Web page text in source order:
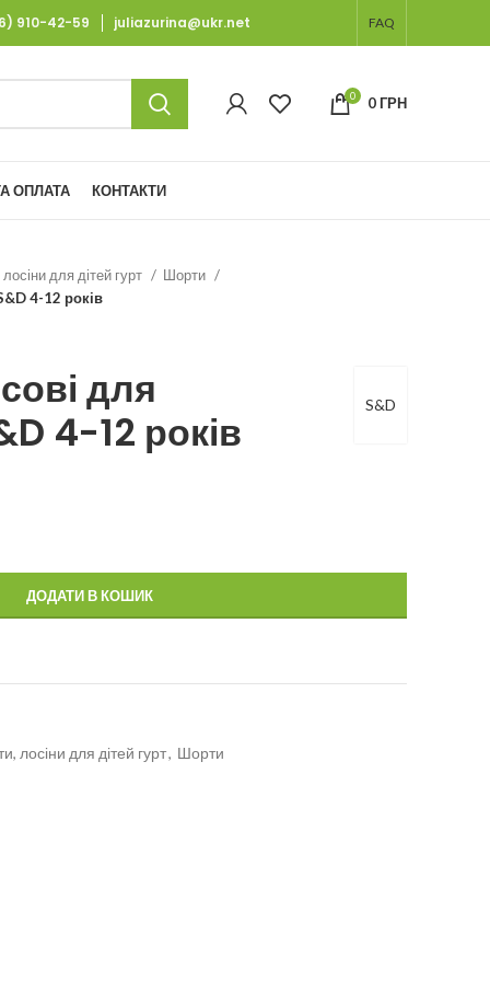
910-42-59 juliazurina@ukr.net FAQ
0 0ГРН
ОПЛАТА КОНТАКТИ
для дітей гурт
Шорти
4-12 років
S&D
для
4-12 років
ДОДАТИ В КОШИК
лосіни для дітей гурт, Шорти